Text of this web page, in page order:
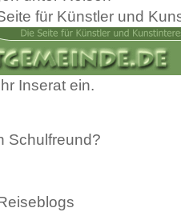
für Künstler und
Inserat ein.
Schulfreund?